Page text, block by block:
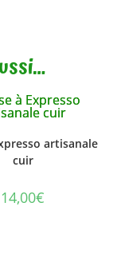
artisanale
cuir
14,00€